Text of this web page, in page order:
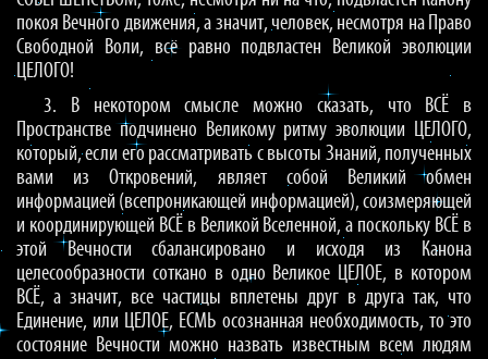
покоя Вечного движения, а значит, человек, несмотря на Право
Свободной Воли, всё равно подвластен Великой эволюции
ЦЕЛОГО!
3. В некотором смысле можно сказать, что ВСЁ в
Пространстве подчинено Великому ритму эволюции ЦЕЛОГО,
который, если его рассматривать с высоты Знаний, полученных
вами из Откровений, являет собой Великий обмен
информацией (всепроникающей информацией), соизмеряющей
и координирующей ВСЁ в Великой Вселенной, а поскольку ВСЁ в
этой Вечности сбалансировано и исходя из Канона
целесообразности соткано в одно Великое ЦЕЛОЕ, в котором
ВСЁ, а значит, все частицы вплетены друг в друга так, что
Единение, или ЦЕЛОЕ, ЕСМЬ осознанная необходимость, то это
состояние Вечности можно назвать известным всем людям